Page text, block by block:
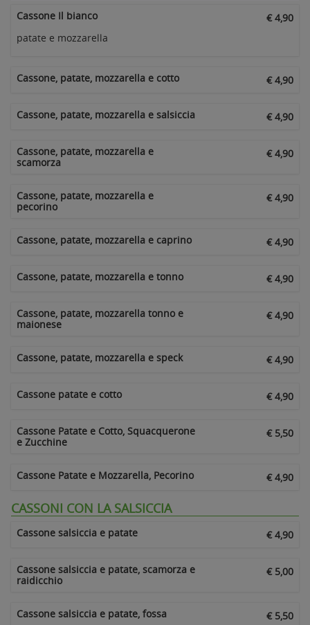
Cassone Il bianco
€ 4,90
patate e mozzarella
Cassone, patate, mozzarella e cotto € 4,90
Cassone, patate, mozzarella e salsiccia € 4,90
Cassone, patate, mozzarella e
scamorza
€ 4,90
Cassone, patate, mozzarella e
pecorino
€ 4,90
Cassone, patate, mozzarella e caprino € 4,90
Cassone, patate, mozzarella e tonno € 4,90
Cassone, patate, mozzarella tonno e
maionese
€ 4,90
Cassone, patate, mozzarella e speck € 4,90
Cassone patate e cotto € 4,90
Cassone Patate e Cotto, Squacquerone
e Zucchine
€ 5,50
Cassone Patate e Mozzarella, Pecorino € 4,90
CASSONI CON LA SALSICCIA
Cassone salsiccia e patate € 4,90
Cassone salsiccia e patate, scamorza e
raidicchio
€ 5,00
Cassone salsiccia e patate, fossa € 5,50